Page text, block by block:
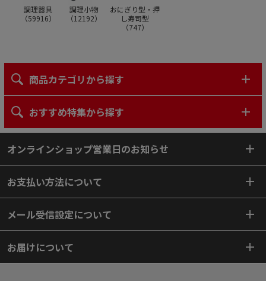
調理器具
（59916）
調理小物
（12192）
おにぎり型・押
し寿司型
（747）
商品カテゴリから探す
おすすめ特集から探す
オンラインショップ営業日のお知らせ
お支払い方法について
メール受信設定について
お届けについて